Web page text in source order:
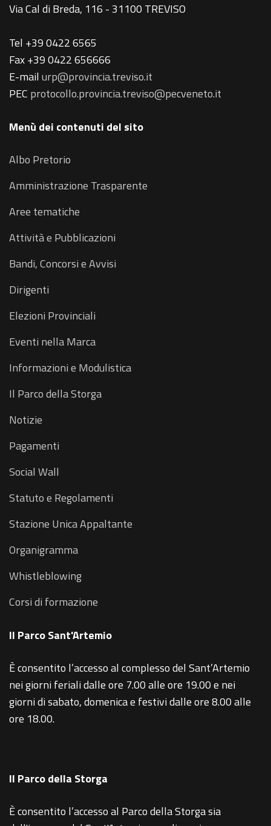
Via Cal di Breda, 116 - 31100 TREVISO
Tel +39 0422 6565
Fax +39 0422 656666
E-mailurp@provincia.treviso.it
PEC protocollo.provincia.treviso@pecveneto.it
Menù dei contenuti del sito
Albo Pretorio
Amministrazione Trasparente
Aree tematiche
Attività e Pubblicazioni
Bandi, Concorsi e Avvisi
Dirigenti
Elezioni Provinciali
Eventi nella Marca
Informazioni e Modulistica
Il Parco della Storga
Notizie
Pagamenti
Social Wall
Statuto e Regolamenti
Stazione Unica Appaltante
Organigramma
Whistleblowing
Corsi di formazione
Il Parco Sant'Artemio
È consentito l’accesso al complesso del Sant’Artemio
nei giorni feriali dalle ore 7.00 alle ore 19.00 e nei
giorni di sabato, domenica e festivi dalle ore 8.00 alle
ore 18.00.
Il Parco della Storga
È consentito l’accesso al Parco della Storga sia